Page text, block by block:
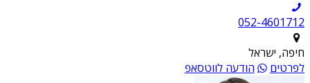
052-4601712
חיפה, ישראל
לפרטים
הודעה לווטסאפ